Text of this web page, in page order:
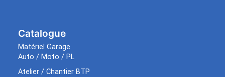
Catalogue
Matériel Garage
Auto / Moto / PL
Atelier / Chantier BTP